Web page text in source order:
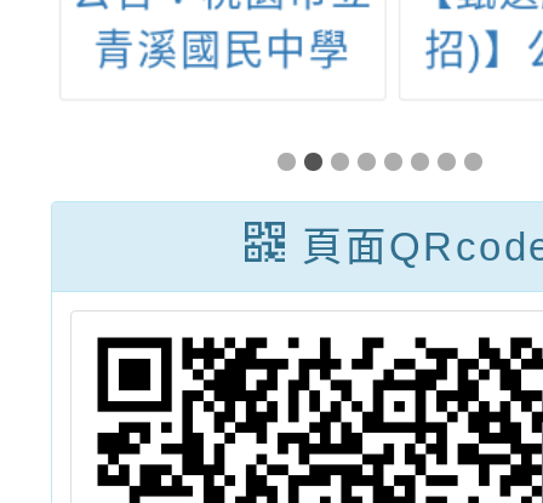
青溪國民中學
學期專任輔導代
理教師甄選簡章
(一次公告分次
招考)
招)】
學期
教師
(
頁面